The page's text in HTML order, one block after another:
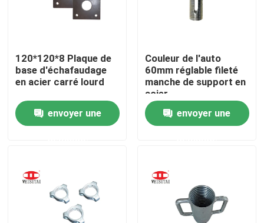
Contactez-nous
Nouvelles
Pièces en acier d'échafaudage
Pièces d'échafaudage de cadre
120*120*8 Plaque de
base d'échafaudage
en acier carré lourd
envoyer une
Couleur de l'auto
60mm réglable fileté
manche de support en
acier
envoyer une